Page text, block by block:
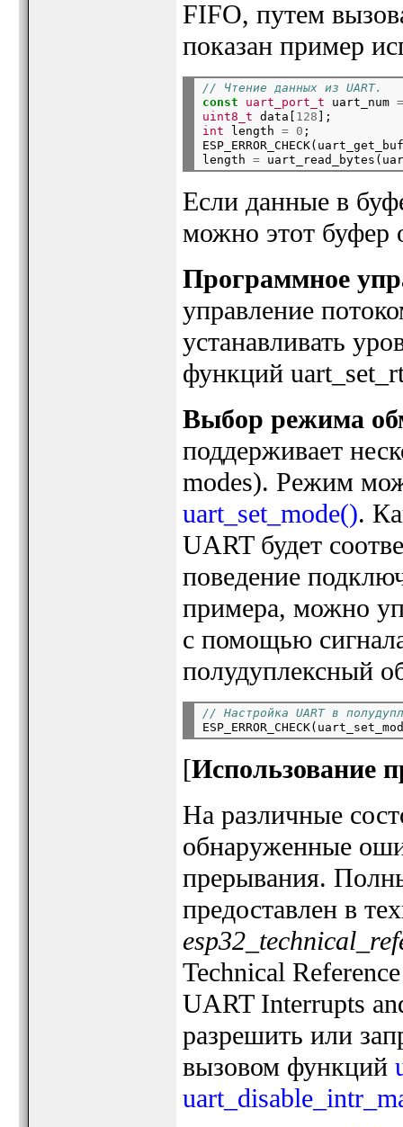
FIFO, путем
показан пример
// Чтение данных из UART.
const
uart_port_t uart_num =
uint8_t data[ 128 ];
int length = 0 ;
length =
Если данные в
можно этот буфер
Программное
управление
устанавливать
функций
Выбор режима
поддерживает
modes). Режим
uart_set_mode().
UART будет
поведение
примера, можно
с помощью
полудуплексный
// Настройка UART в
[Использование
На различные
обнаруженные
прерывания.
предоставлен в
Technical
UART Interrupts
разрешить или
вызовом функций